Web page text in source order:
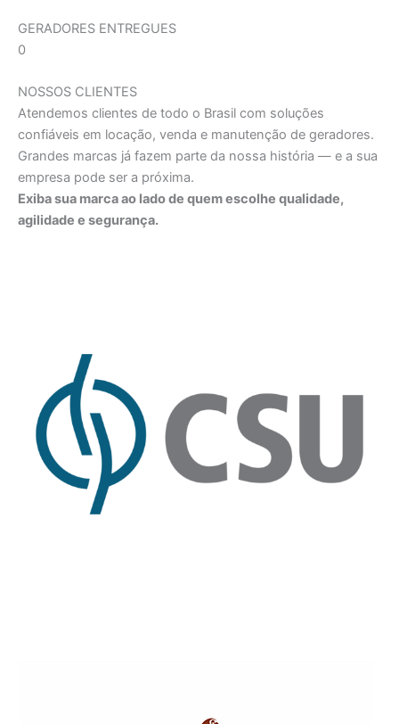
GERADORES ENTREGUES
0
NOSSOS CLIENTES
Atendemos clientes de todo o Brasil com soluções
confiáveis em locação, venda e manutenção de geradores.
Grandes marcas já fazem parte da nossa história — e a sua
empresa pode ser a próxima.
Exiba sua marca ao lado de quem escolhe qualidade,
agilidade e segurança.